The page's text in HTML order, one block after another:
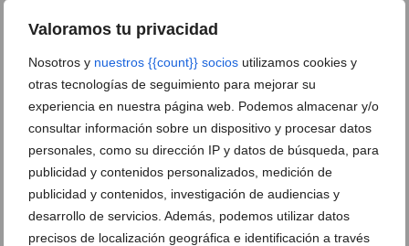
Valoramos tu privacidad
Nosotros y nuestros {{count}} socios utilizamos cookies y
otras tecnologías de seguimiento para mejorar su
experiencia en nuestra página web. Podemos almacenar y/o
consultar información sobre un dispositivo y procesar datos
personales, como su dirección IP y datos de búsqueda, para
publicidad y contenidos personalizados, medición de
publicidad y contenidos, investigación de audiencias y
desarrollo de servicios. Además, podemos utilizar datos
precisos de localización geográfica e identificación a través